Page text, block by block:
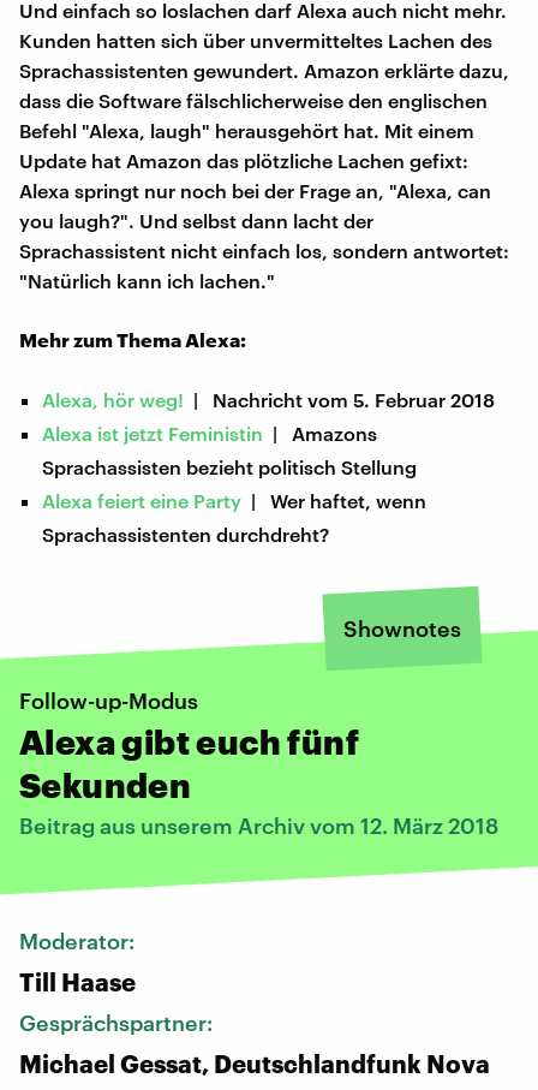
Und einfach so loslachen darf Alexa auch nicht mehr.
Kunden hatten sich über unvermitteltes Lachen des
Sprachassistenten gewundert. Amazon erklärte dazu,
dass die Software fälschlicherweise den englischen
Befehl "Alexa, laugh" herausgehört hat. Mit einem
Update hat Amazon das plötzliche Lachen gefixt:
Alexa springt nur noch bei der Frage an, "Alexa, can
you laugh?". Und selbst dann lacht der
Sprachassistent nicht einfach los, sondern antwortet:
"Natürlich kann ich lachen."
Mehr zum Thema Alexa:
Alexa, hör weg! | Nachricht vom 5. Februar 2018
Alexa ist jetzt Feministin | Amazons
Sprachassisten bezieht politisch Stellung
Alexa feiert eine Party | Wer haftet, wenn
Sprachassistenten durchdreht?
Shownotes
Follow-up-Modus
Alexa gibt euch fünf
Sekunden
Beitrag aus unserem Archiv vom 12. März 2018
Moderator:
Till Haase
Gesprächspartner:
Michael Gessat, Deutschlandfunk Nova